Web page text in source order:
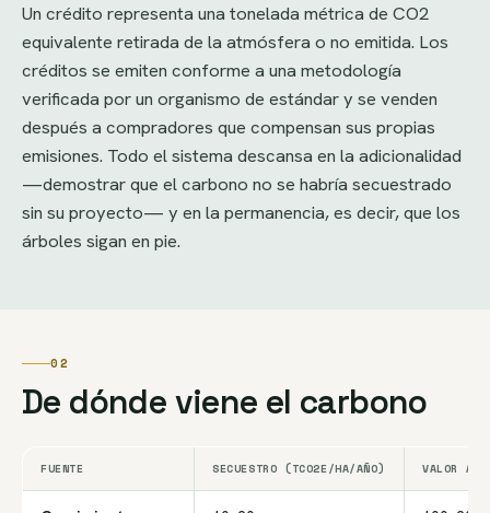
Un crédito representa una tonelada métrica de CO2
equivalente retirada de la atmósfera o no emitida. Los
créditos se emiten conforme a una metodología
verificada por un organismo de estándar y se venden
después a compradores que compensan sus propias
emisiones. Todo el sistema descansa en la adicionalidad
—demostrar que el carbono no se habría secuestrado
sin su proyecto— y en la permanencia, es decir, que los
árboles sigan en pie.
02
De dónde viene el carbono
FUENTE SECUESTRO (TCO2E/HA/AÑO) VALOR A